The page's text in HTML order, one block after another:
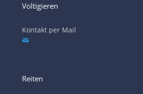
Voltigieren
Kontakt per Mail
Reiten